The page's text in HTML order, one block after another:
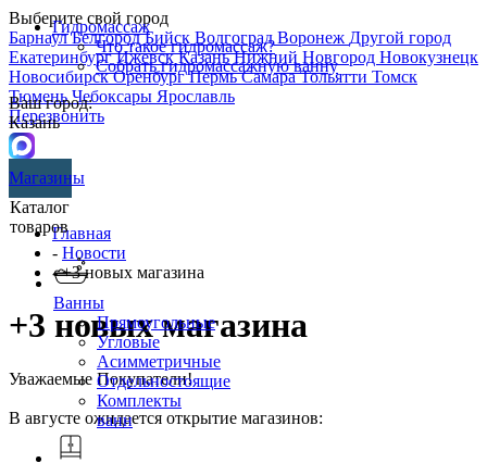
Выберите свой город
БарнаулБелгородБийск ВолгоградВоронеж Другой город
ЕкатеринбургИжевскКазаньНижний Новгород Новокузнецк
НовосибирскОренбургПермьСамараТольятти Томск
ТюменьЧебоксары Ярославль
Перезвонить
Гидромассаж
Что такое гидромассаж?
Собрать гидромассажную ванну
Ваш город:
Казань
Магазины
Каталог
товаров
Ванны
Прямоугольные
Угловые
Асимметричные
Отдельностоящие
Комплекты
ванн
Главная
- Новости
- +3 новых магазина
+3 новых магазина
Уважаемые Покупатели!
В августе ожидается открытие магазинов: